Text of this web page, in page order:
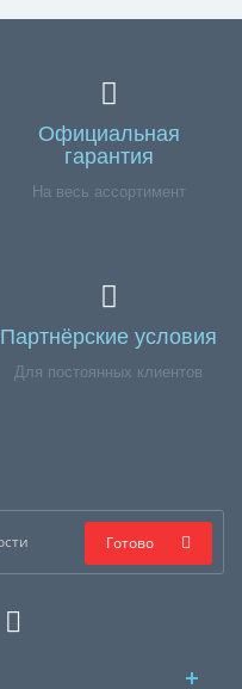
Официальная
гарантия
На весь ассортимент
Партнёрские условия
Для постоянных клиентов
Готово